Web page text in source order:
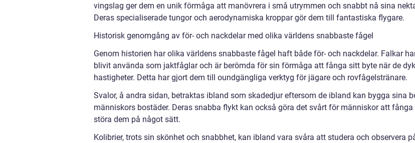
vingslag ger dem en unik förmåga att manövrera i små utrymmen och snabbt nå sina
Deras specialiserade tungor och aerodynamiska kroppar gör dem till fantastiska flygare.
Historisk genomgång av för- och nackdelar med olika världens snabbaste fågel
Genom historien har olika världens snabbaste fågel haft både för- och nackdelar. Falkar
blivit använda som jaktfåglar och är berömda för sin förmåga att fånga sitt byte när de
hastigheter. Detta har gjort dem till oundgängliga verktyg för jägare och rovfågelstränare.
Svalor, å andra sidan, betraktas ibland som skadedjur eftersom de ibland kan bygga sina
människors bostäder. Deras snabba flykt kan också göra det svårt för människor att fånga
störa dem på något sätt.
Kolibrier, trots sin skönhet och snabbhet, kan ibland vara svåra att studera och observera